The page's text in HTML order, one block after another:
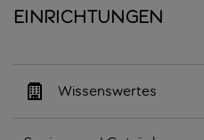
Einrichtungen
Wissenswertes